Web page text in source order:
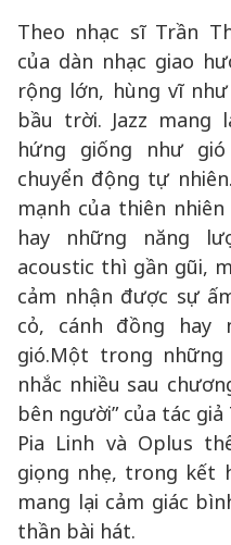
Theo nhạc sĩ Trần
của dàn nhạc giao
rộng lớn, hùng vĩ
bầu trời. Jazz mang
hứng giống như
chuyển động tự
mạnh của thiên
hay những năng
acoustic thì gần gũi,
cảm nhận được sự
cỏ, cánh đồng hay
gió.Một trong
nhắc nhiều sau
bên người” của tác
Pia Linh và Oplus
giọng nhẹ, trong kết
mang lại cảm giác
thần bài hát.